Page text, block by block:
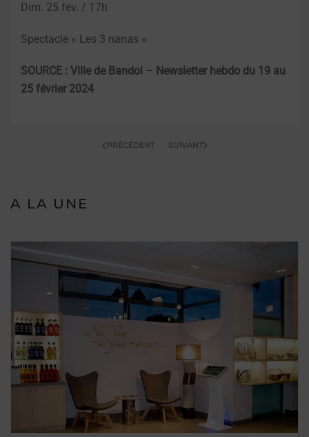
Dim. 25 fév. / 17h
Spectacle « Les 3 nanas »
SOURCE : Ville de Bandol – Newsletter hebdo du 19 au
25 février 2024
PRÉCÉDENT SUIVANT
A LA UNE